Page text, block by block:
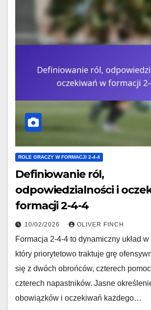
ROLE GRACZY W FORMACJI 2-4-4
Definiowanie ról,
odpowiedzialności i
formacji 2-4-4
10/02/2026 OLIVER FINCH
Formacja 2-4-4 to dynamiczny układ w
który priorytetowo traktuje grę
się z dwóch obrońców, czterech
czterech napastników. Jasne
obowiązków i oczekiwań każdego…